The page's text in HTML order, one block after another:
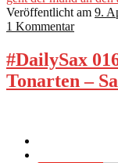
Veröffentlicht am 9.
1 Kommentar
#DailySax
Tonarten –